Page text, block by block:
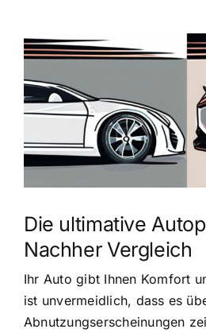
Zeige
grösseres
Bild
Die ultimative
Nachher Vergleich
Ihr Auto gibt Ihnen Komfort
ist unvermeidlich, dass es
Abnutzungserscheinungen